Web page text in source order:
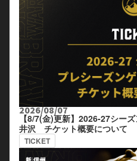
2026/08/07
【8/7(金)更新】2026-27シー
井沢 チケット概要について
TICKET